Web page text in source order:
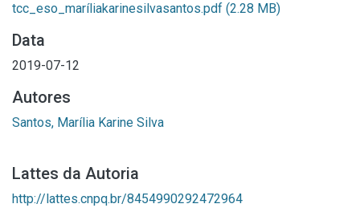
tcc_eso_maríliakarinesilvasantos.pdf (2.28 MB)
Data
2019-07-12
Autores
Santos, Marília Karine Silva
Lattes da Autoria
http://lattes.cnpq.br/8454990292472964